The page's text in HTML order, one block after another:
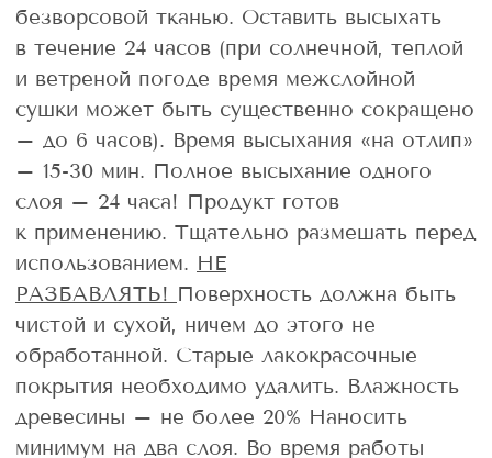
безворсовой тканью. Оставить высыхать
в течение 24 часов (при солнечной, теплой
и ветреной погоде время межслойной
сушки может быть существенно сокращено
– до 6 часов). Время высыхания «на отлип»
– 15-30 мин. Полное высыхание одного
слоя – 24 часа! Продукт готов
к применению. Тщательно размешать перед
использованием. НЕ
РАЗБАВЛЯТЬ! Поверхность должна быть
чистой и сухой, ничем до этого не
обработанной. Старые лакокрасочные
покрытия необходимо удалить. Влажность
древесины – не более 20% Наносить
минимум на два слоя. Во время работы